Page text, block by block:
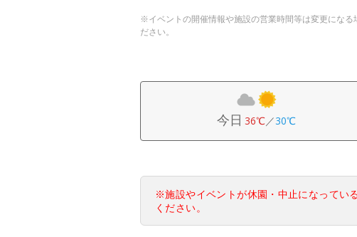
※イベントの開催情報や施設の営業時間等は変更にな
ださい。
今日 36℃／30℃
※施設やイベントが休園・中止になってい
ください。